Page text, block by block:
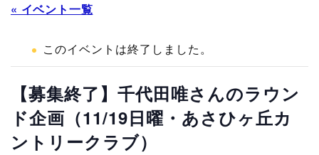
« イベント一覧
このイベントは終了しました。
【募集終了】千代田唯さんのラウン
ド企画（11/19日曜・あさひヶ丘カ
ントリークラブ）